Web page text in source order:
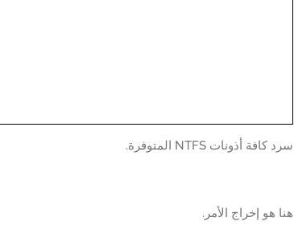
سرد كافة أذونات NTFS المتوفرة.
هنا هو إخراج الأمر.